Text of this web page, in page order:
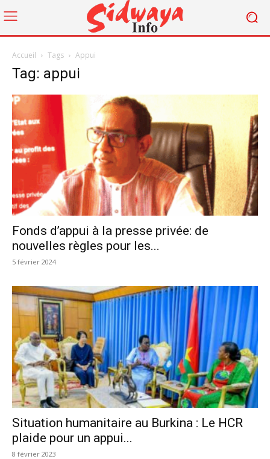
Accueil Tags Appui
Tag: appui
Fonds d’appui à la presse privée: de
nouvelles règles pour les...
5 février 2024
Situation humanitaire au Burkina : Le HCR
plaide pour un appui...
8 février 2023